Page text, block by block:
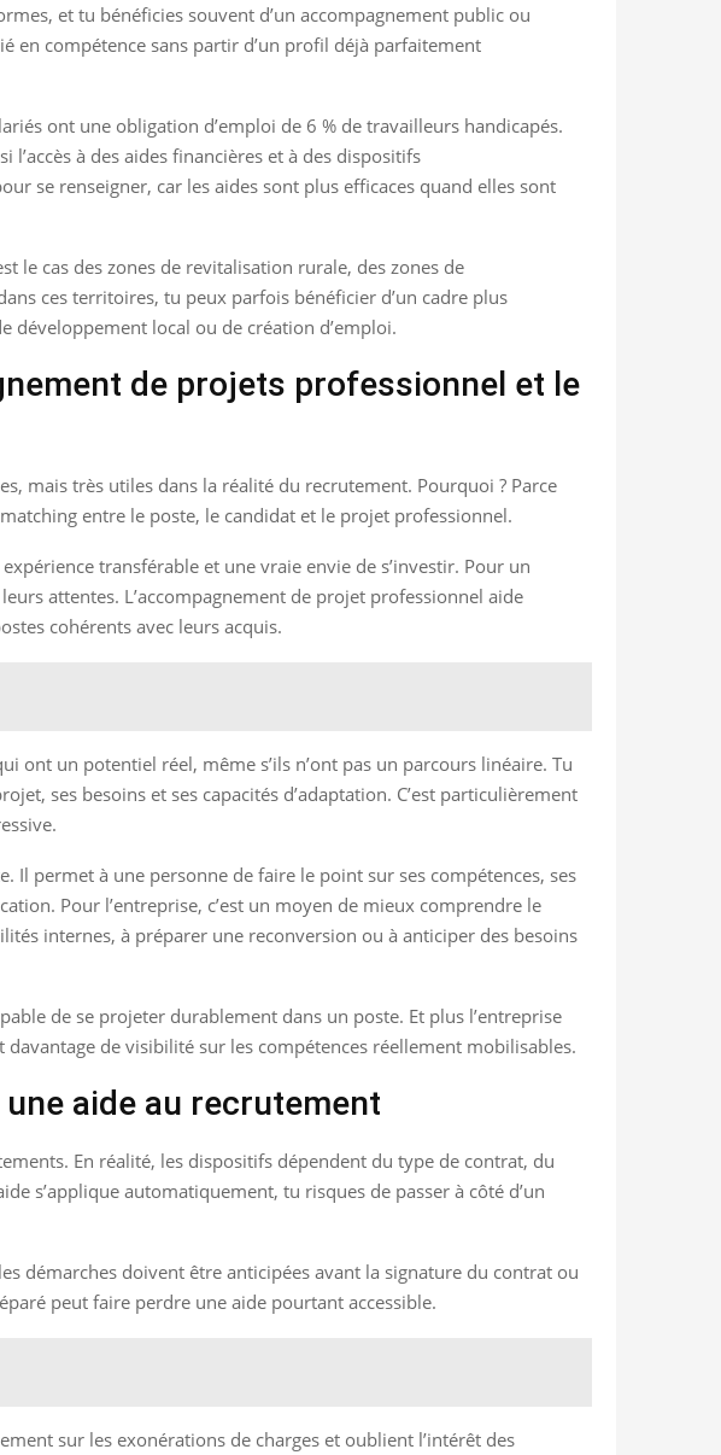
et tu bénéficies souvent d’un accompagnement public ou
en compétence sans partir d’un profil déjà parfaitement
ont une obligation d’emploi de 6 % de travailleurs handicapés.
à des aides financières et à des dispositifs
se renseigner, car les aides sont plus efficaces quand elles sont
le cas des zones de revitalisation rurale, des zones de
ces territoires, tu peux parfois bénéficier d’un cadre plus
développement local ou de création d’emploi.
de projets professionnel et le
mais très utiles dans la réalité du recrutement. Pourquoi ? Parce
entre le poste, le candidat et le projet professionnel.
transférable et une vraie envie de s’investir. Pour un
attentes. L’accompagnement de projet professionnel aide
cohérents avec leurs acquis.
ont un potentiel réel, même s’ils n’ont pas un parcours linéaire. Tu
ses besoins et ses capacités d’adaptation. C’est particulièrement
permet à une personne de faire le point sur ses compétences, ses
Pour l’entreprise, c’est un moyen de mieux comprendre le
internes, à préparer une reconversion ou à anticiper des besoins
de se projeter durablement dans un poste. Et plus l’entreprise
de visibilité sur les compétences réellement mobilisables.
aide au recrutement
En réalité, les dispositifs dépendent du type de contrat, du
s’applique automatiquement, tu risques de passer à côté d’un
démarches doivent être anticipées avant la signature du contrat ou
peut faire perdre une aide pourtant accessible.
sur les exonérations de charges et oublient l’intérêt des